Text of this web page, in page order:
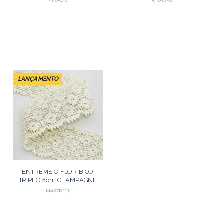
LANÇAMENTO
ENTREMEIO FLOR BICO
TRIPLO 6cm CHAMPAGNE
30m
M497P.113